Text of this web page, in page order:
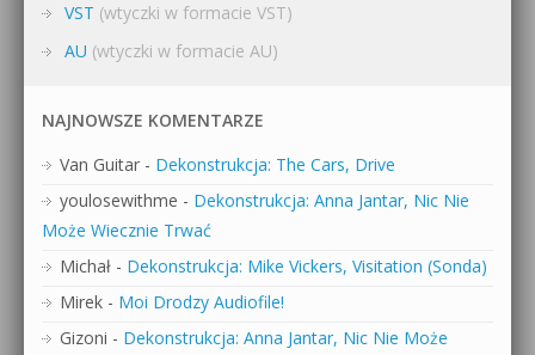
VST (wtyczki w formacie VST)
AU (wtyczki w formacie AU)
NAJNOWSZE KOMENTARZE
Van Guitar - Dekonstrukcja: The Cars, Drive
youlosewithme - Dekonstrukcja: Anna Jantar, Nic Nie
Może Wiecznie Trwać
Michał - Dekonstrukcja: Mike Vickers, Visitation (Sonda)
Mirek - Moi Drodzy Audiofile!
Gizoni - Dekonstrukcja: Anna Jantar, Nic Nie Może